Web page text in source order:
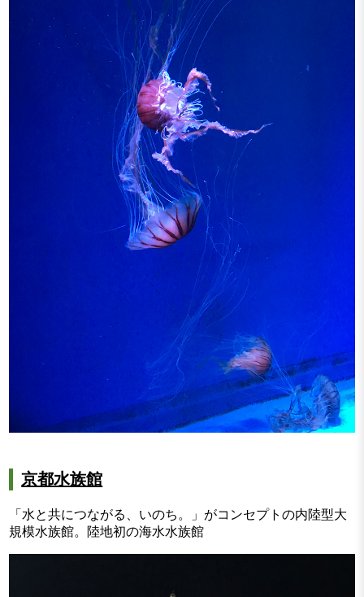
京都水族館
「水と共につながる、いのち。」がコンセプトの内陸型大
規模水族館。陸地初の海水水族館